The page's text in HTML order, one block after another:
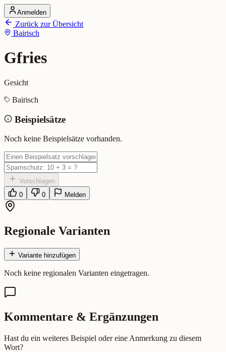
Startseite
Alle Dialekte
Dialekte vergleichen
Dialekt-Karte
Ranking
Gfries (Bairisch)
Bedeutung: Gesicht
Eingereicht von: Mundwerk Team
Anmelden
Zurück zur Übersicht
Bairisch
Gfries
Gesicht
Bairisch
Beispielsätze
Noch keine Beispielsätze vorhanden.
Vorschlagen
0
0 Melden
Regionale Varianten
Variante hinzufügen
Noch keine regionalen Varianten eingetragen.
Kommentare & Ergänzungen
Hast du ein weiteres Beispiel oder eine Anmerkung zu diesem
Wort?